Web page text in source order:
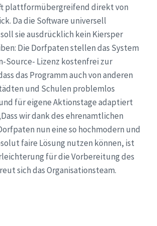
plattformübergreifend direkt von
Da die Software universell
sie ausdrücklich kein Kiersper
Die Dorfpaten stellen das System
Source- Lizenz kostenfrei zur
das Programm auch von anderen
und Schulen problemlos
für eigene Aktionstage adaptiert
wir dank des ehrenamtlichen
nun eine so hochmodern und
faire Lösung nutzen können, ist
für die Vorbereitung des
sich das Organisationsteam.